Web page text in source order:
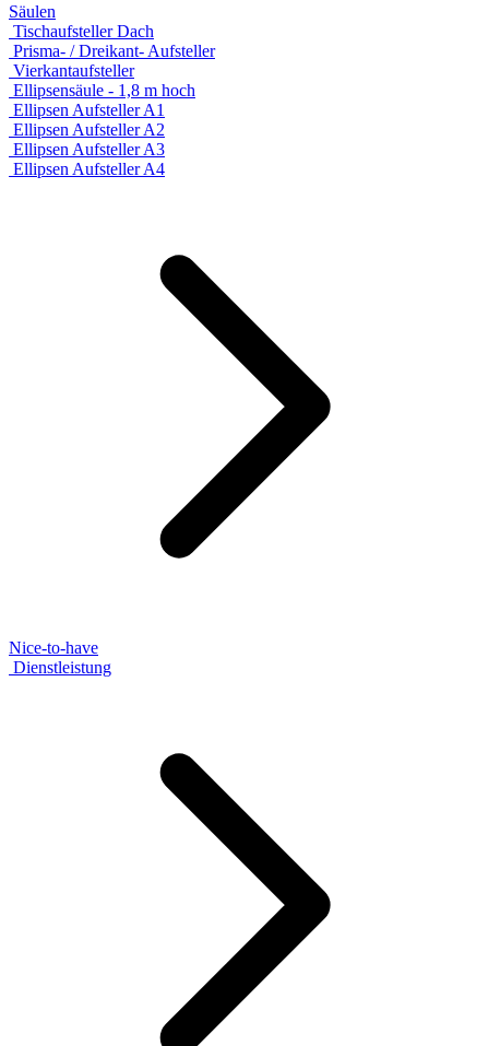
Säulen
Tischaufsteller Dach
Prisma- / Dreikant- Aufsteller
Vierkantaufsteller
Ellipsensäule - 1,8 m hoch
Ellipsen Aufsteller A1
Ellipsen Aufsteller A2
Ellipsen Aufsteller A3
Ellipsen Aufsteller A4
Nice-to-have
Dienstleistung